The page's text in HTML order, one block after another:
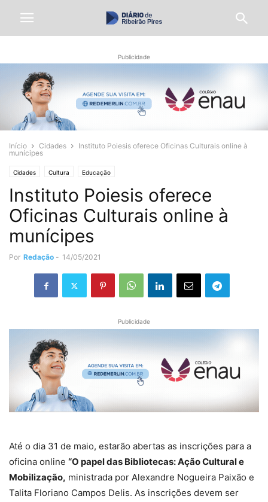
Publicidade
Início Cidades
Instituto Poiesis oferece Oficinas Culturais online à
munícipes
Cidades Cultura Educação
Instituto Poiesis oferece
Oficinas Culturais online à
munícipes
Por Redação - 14/05/2021
Publicidade
Até o dia 31 de maio, estarão abertas as inscrições para a
oficina online “O papel das Bibliotecas: Ação Cultural e
Mobilização, ministrada por Alexandre Nogueira Paixão e
Talita Floriano Campos Delis. As inscrições devem ser